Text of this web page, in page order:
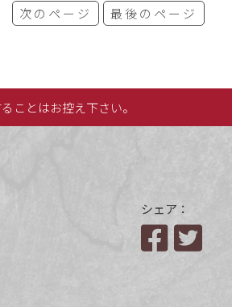
次のページ 最後のページ
ことはお控え下さい。
シェア：
Facebook